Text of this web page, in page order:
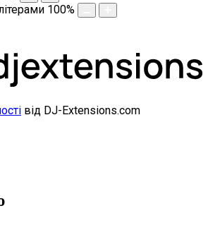
100%
від DJ-Extensions.com